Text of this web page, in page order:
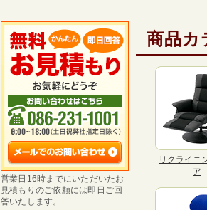
営業日16時までにいただいたお
見積もりのご依頼には即日ご回
答いたします。
商品カ
リクライニ
ア